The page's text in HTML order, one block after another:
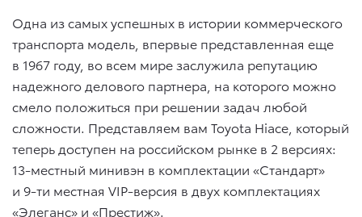
Одна из самых успешных в истории коммерческого
транспорта модель, впервые представленная еще
в 1967 году, во всем мире заслужила репутацию
надежного делового партнера, на которого можно
смело положиться при решении задач любой
сложности. Представляем вам Toyota Hiace, который
теперь доступен на российском рынке в 2 версиях:
13-местный минивэн в комплектации «Стандарт»
и 9-ти местная VIP-версия в двух комплектациях
«Элеганс» и «Престиж».